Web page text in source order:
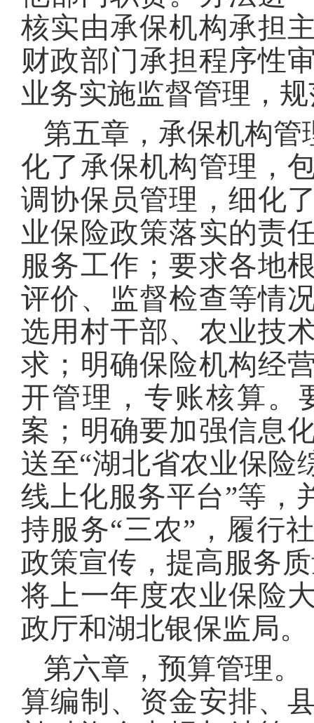
核实由承保机构承担
财政部门承担程序性
业务实施监督管理，
第五章，承保机构
化了承保机构管理，
调协保员管理，细化
业保险政策落实的责
服务工作；要求各地
评价、监督检查等情
选用村干部、农业技
求；明确保险机构经
开管理，专账核算。
案；明确要加强信息
送至“湖北省农业保险
线上化服务平台”等，
持服务“三农”，履行
政策宣传，提高服务
将上一年度农业保险
政厅和湖北银保监局。
第六章，预算管理
算编制、资金安排、